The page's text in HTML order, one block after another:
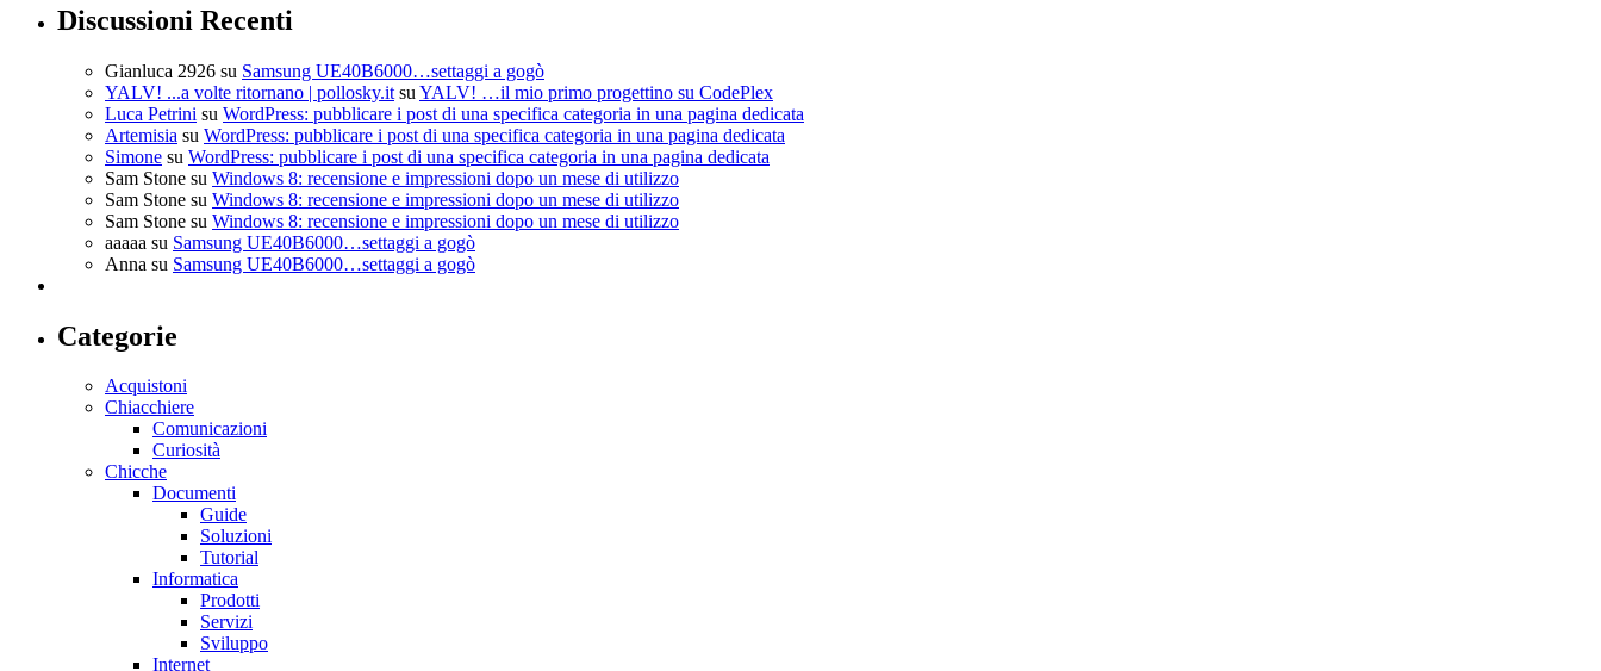
Discussioni Recenti
Gianluca 2926 su Samsung UE40B6000…settaggi a gogò
YALV! ...a volte ritornano | pollosky.it su YALV! …il mio primo progettino su CodePlex
Luca Petrini su WordPress: pubblicare i post di una specifica categoria in una pagina dedicata
Artemisia su WordPress: pubblicare i post di una specifica categoria in una pagina dedicata
Simone su WordPress: pubblicare i post di una specifica categoria in una pagina dedicata
Sam Stone su Windows 8: recensione e impressioni dopo un mese di utilizzo
Sam Stone su Windows 8: recensione e impressioni dopo un mese di utilizzo
Sam Stone su Windows 8: recensione e impressioni dopo un mese di utilizzo
aaaaa su Samsung UE40B6000…settaggi a gogò
Anna su Samsung UE40B6000…settaggi a gogò
Categorie
Acquistoni
Chiacchiere
Comunicazioni
Curiosità
Chicche
Documenti
Guide
Soluzioni
Tutorial
Informatica
Prodotti
Servizi
Sviluppo
Internet